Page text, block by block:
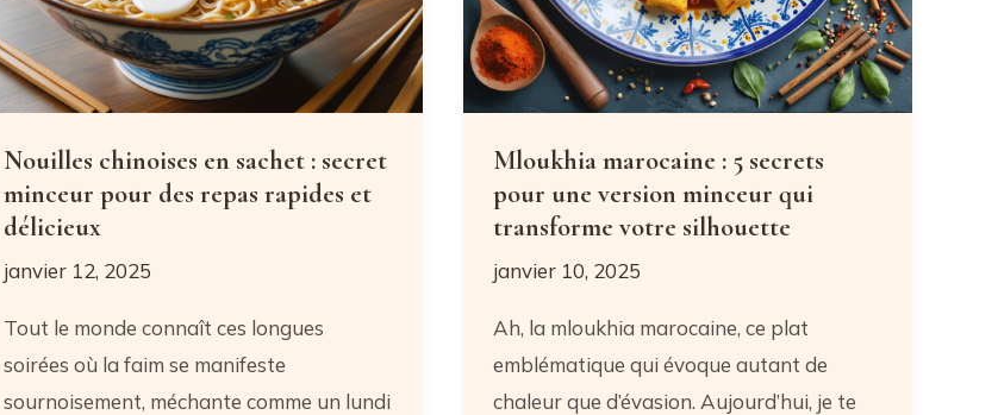
Nouilles chinoises en sachet : secret
minceur pour des repas rapides et
délicieux
janvier 12, 2025
Tout le monde connaît ces longues
soirées où la faim se manifeste
sournoisement, méchante comme un lundi
Mloukhia marocaine : 5 secrets
pour une version minceur qui
transforme votre silhouette
janvier 10, 2025
Ah, la mloukhia marocaine, ce plat
emblématique qui évoque autant de
chaleur que d’évasion. Aujourd’hui, je te